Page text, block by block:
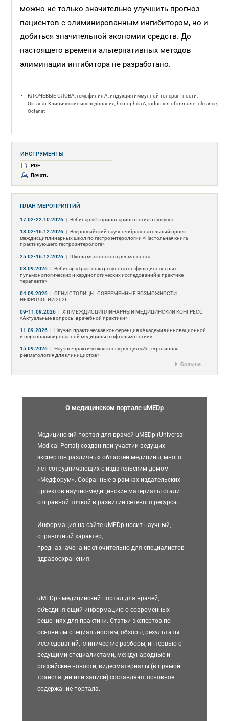
можно не только значительно улучшить прогноз
пациентов с элиминированным ингибитором, но и
добиться значительной экономии средств. До
настоящего времени альтернативных методов
элиминации ингибитора не разработано.
КЛЮЧЕВЫЕ СЛОВА: гемофилия А, индукция иммунной толерантности,
Октанат Клинические исследования, hemophilia A, induction of immune tolerance,
Octanat
ИНСТРУМЕНТЫ
PDF
Печать
ПЛАН МЕРОПРИЯТИЙ
17.02-22.10.2026 | Вебинар «Оториноларингология в фокусе»
18.02-16.12.2026 | Всероссийский научно-образовательный проект
междисциплинарных школ по гастроэнтерологии «Настольная книга
практикующего гастроэнтеролога»
25.02-16.12.2026 | Школа московского ревматолога
03.09.2026 | Вебинар «Трактовка результатов функциональных
пульмонологических и кардиологических исследований в практике
терапевта»
04.09.2026 | ОГНИ СТОЛИЦЫ. СОВРЕМЕННЫЕ ВОЗМОЖНОСТИ
НЕФРОЛОГИИ 2026
09-11.09.2026 | ХIII МЕЖДИСЦИПЛИНАРНЫЙ МЕДИЦИНСКИЙ КОНГРЕСС
«Актуальные вопросы врачебной практики»
11.09.2026 | Научно-практическая конференция «Академия инновационной
и персонализированной медицины в офтальмологии»
15.09.2026 | Научно-практическая конференция «Интегративная
ревматология для клиницистов»
Больше
О медицинском портале uMEDp
Медицинский портал для врачей uMEDp (Universal
Medical Portal) создан при участии ведущих
экспертов различных областей медицины, много
лет сотрудничающих с издательским домом
«Медфорум». Собранные в рамках издательских
проектов научно-медицинские материалы стали
отправной точкой в развитии сетевого ресурса.
Информация на сайте uMEDp носит научный,
справочный характер,
предназначена исключительно для специалистов
здравоохранения.
uMEDp - медицинский портал для врачей,
объединяющий информацию о современных
решениях для практики. Статьи экспертов по
основным специальностям, обзоры, результаты
исследований, клинические разборы, интервью с
ведущими специалистами, международные и
российские новости, видеоматериалы (в прямой
трансляции или записи) составляют основное
содержание портала.